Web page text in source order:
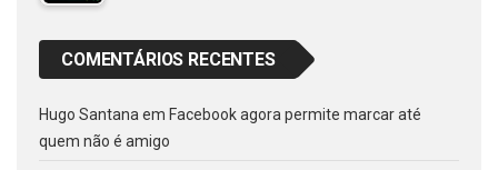
COMENTÁRIOS RECENTES
Hugo Santana em Facebook agora permite marcar até
quem não é amigo